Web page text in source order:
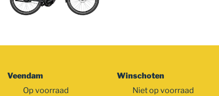
Veendam
Op voorraad
Winschoten
Niet op voorraad